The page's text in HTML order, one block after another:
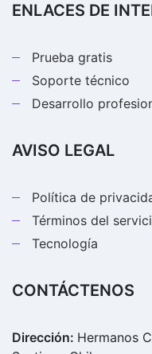
ENLACES DE
Prueba gratis
Soporte técnico
Desarrollo
AVISO LEGAL
Política de
Términos del
Tecnología
CONTÁCTENOS
Dirección: Hermanos